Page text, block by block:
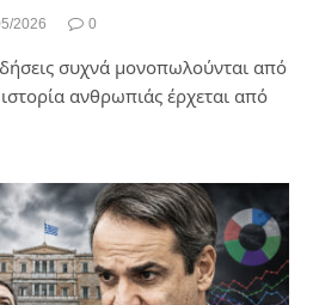
2026 0
συχνά μονοπωλούνται από
ανθρωπιάς έρχεται από